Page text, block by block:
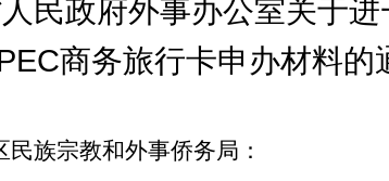
民政府外事办公室关于进
商务旅行卡申办材料的
族宗教和外事侨务局：